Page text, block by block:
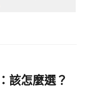
該怎麼選？